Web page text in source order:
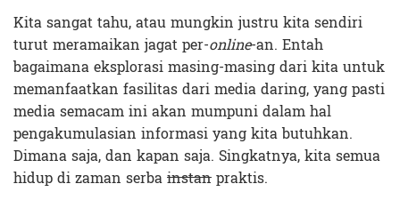
Kita sangat tahu, atau mungkin justru kita sendiri
turut meramaikan jagat per-online-an. Entah
bagaimana eksplorasi masing-masing dari kita untuk
memanfaatkan fasilitas dari media daring, yang pasti
media semacam ini akan mumpuni dalam hal
pengakumulasian informasi yang kita butuhkan.
Dimana saja, dan kapan saja. Singkatnya, kita semua
hidup di zaman serbainstanpraktis.